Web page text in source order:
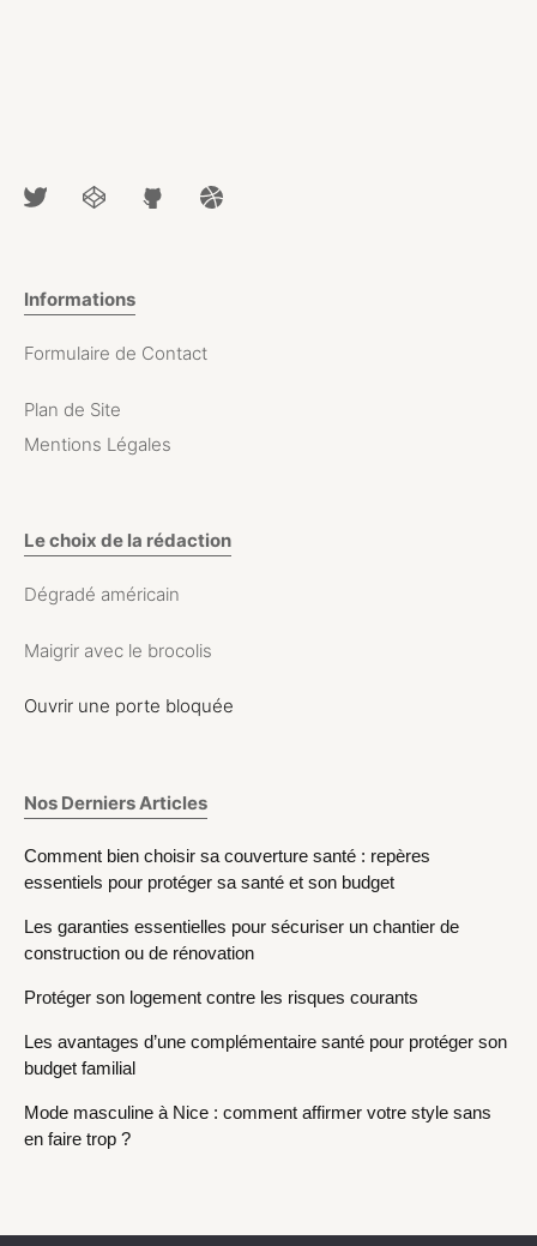
Informations
Formulaire de Contact
Plan de Site
Mentions Légales
Le choix de la rédaction
Dégradé américain
Maigrir avec le brocolis
Ouvrir une porte bloquée
Nos Derniers Articles
Comment bien choisir sa couverture santé : repères
essentiels pour protéger sa santé et son budget
Les garanties essentielles pour sécuriser un chantier de
construction ou de rénovation
Protéger son logement contre les risques courants
Les avantages d’une complémentaire santé pour protéger son
budget familial
Mode masculine à Nice : comment affirmer votre style sans
en faire trop ?